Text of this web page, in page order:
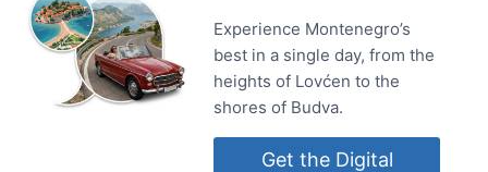
Experience Montenegro’s
best in a single day, from the
heights of Lovćen to the
shores of Budva.
Get the Digital